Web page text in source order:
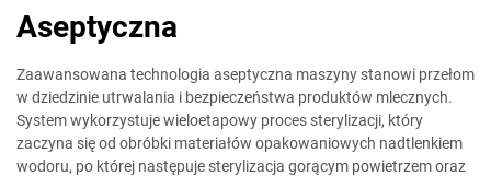
Aseptyczna
Zaawansowana technologia aseptyczna maszyny stanowi przełom
w dziedzinie utrwalania i bezpieczeństwa produktów mlecznych.
System wykorzystuje wieloetapowy proces sterylizacji, który
zaczyna się od obróbki materiałów opakowaniowych nadtlenkiem
wodoru, po której następuje sterylizacja gorącym powietrzem oraz